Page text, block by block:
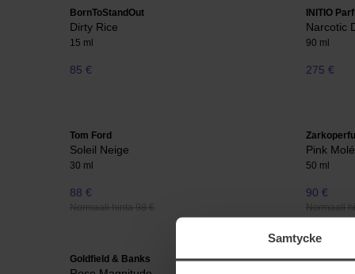
Samtycke
BornToStandOut
Dirty Rice
15 ml
85 €
INITIO
Narcotic
90 ml
275 €
Tom Ford
Soleil Neige
30 ml
88 €
Normaali hinta 98 €
Pink
50 ml
90 €
Normaali
Goldfield & Banks INITIO